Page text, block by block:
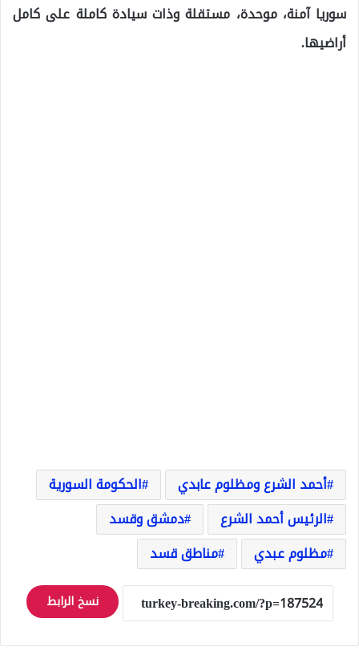
سوريا آمنة، موحدة، مستقلة وذات سيادة كاملة على كامل
أراضيها.
أحمد الشرع ومظلوم عابدي
الحكومة السورية
الرئيس أحمد الشرع
دمشق وقسد
مظلوم عبدي
مناطق قسد
نسخ الرابط